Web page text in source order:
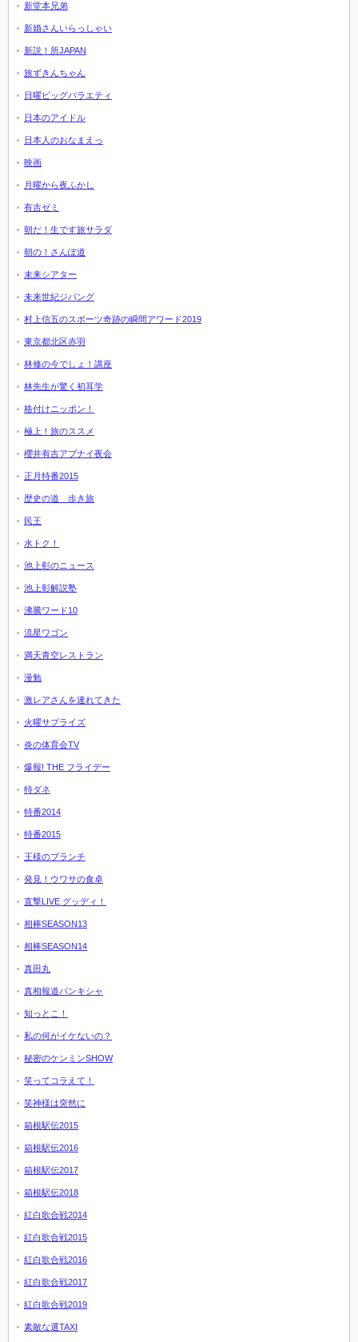
新堂本兄弟
新婚さんいらっしゃい
新説！所JAPAN
旅ずきんちゃん
日曜ビッグバラエティ
日本のアイドル
日本人のおなまえっ
映画
月曜から夜ふかし
有吉ゼミ
朝だ！生です旅サラダ
朝の！さんぽ道
未来シアター
未来世紀ジパング
村上信五のスポーツ奇跡の瞬間アワード2019
東京都北区赤羽
林修の今でしょ！講座
林先生が驚く初耳学
格付けニッポン！
極上！旅のススメ
櫻井有吉アブナイ夜会
正月特番2015
歴史の道 歩き旅
民王
水トク！
池上彰のニュース
池上彰解説塾
沸騰ワード10
流星ワゴン
満天青空レストラン
漫勉
激レアさんを連れてきた
火曜サプライズ
炎の体育会TV
爆報! THE フライデー
特ダネ
特番2014
特番2015
王様のブランチ
発見！ウワサの食卓
直撃LIVE グッディ！
相棒SEASON13
相棒SEASON14
真田丸
真相報道バンキシャ
知っとこ！
私の何がイケないの？
秘密のケンミンSHOW
笑ってコラえて！
笑神様は突然に
箱根駅伝2015
箱根駅伝2016
箱根駅伝2017
箱根駅伝2018
紅白歌合戦2014
紅白歌合戦2015
紅白歌合戦2016
紅白歌合戦2017
紅白歌合戦2019
素敵な選TAXI